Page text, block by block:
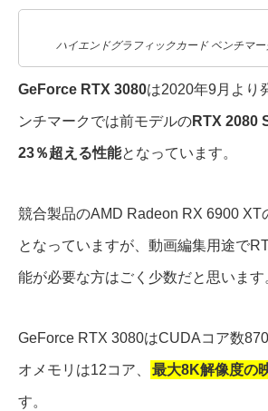
ハイエンドグラフィックカード ベンチマ
GeForce RTX 3080は2020年9月より
ンチマークでは前モデルのRTX 2080
23％超える性能となっています。
競合製品のAMD Radeon RX 6900 XT
となっていますが、動画編集用途で
能が必要な方はごく少数だと思います
GeForce RTX 3080はCUDAコア数
オメモリは12コア、 最大8K解像度の
す。